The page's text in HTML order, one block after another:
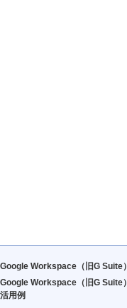
Google Workspace（旧G Suite）
Google Workspace（旧G Suite）
活用例